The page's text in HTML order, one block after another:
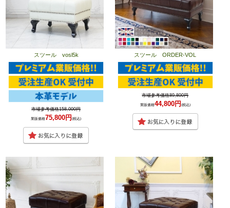
スツール vosl5k
市場参考価格158,000円
業販価格75,800円(税込)
スツール ORDER-VOL
市場参考価格89,800円
業販価格44,800円(税込)